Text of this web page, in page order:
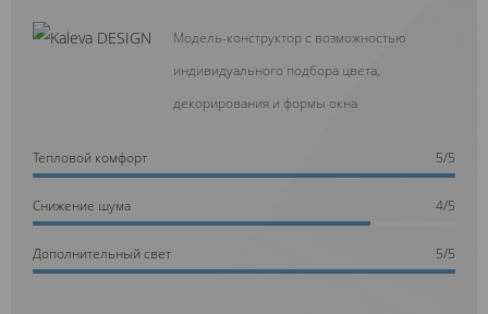
Модель-конструктор с возможностью
индивидуального подбора цвета,
декорирования и формы окна
Тепловой комфорт 5/5
Cнижение шума 4/5
Дополнительный свет 5/5